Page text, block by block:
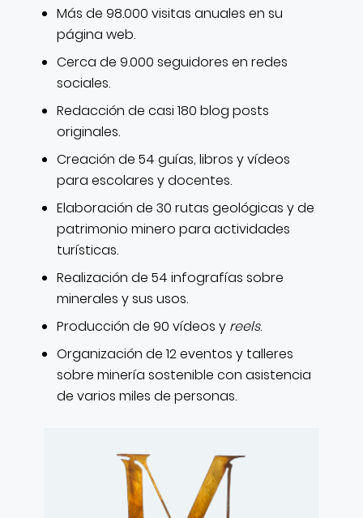
Más de 98.000 visitas anuales en su
página web.
Cerca de 9.000 seguidores en redes
sociales.
Redacción de casi 180 blog posts
originales.
Creación de 54 guías, libros y vídeos
para escolares y docentes.
Elaboración de 30 rutas geológicas y de
patrimonio minero para actividades
turísticas.
Realización de 54 infografías sobre
minerales y sus usos.
Producción de 90 vídeos y reels.
Organización de 12 eventos y talleres
sobre minería sostenible con asistencia
de varios miles de personas.